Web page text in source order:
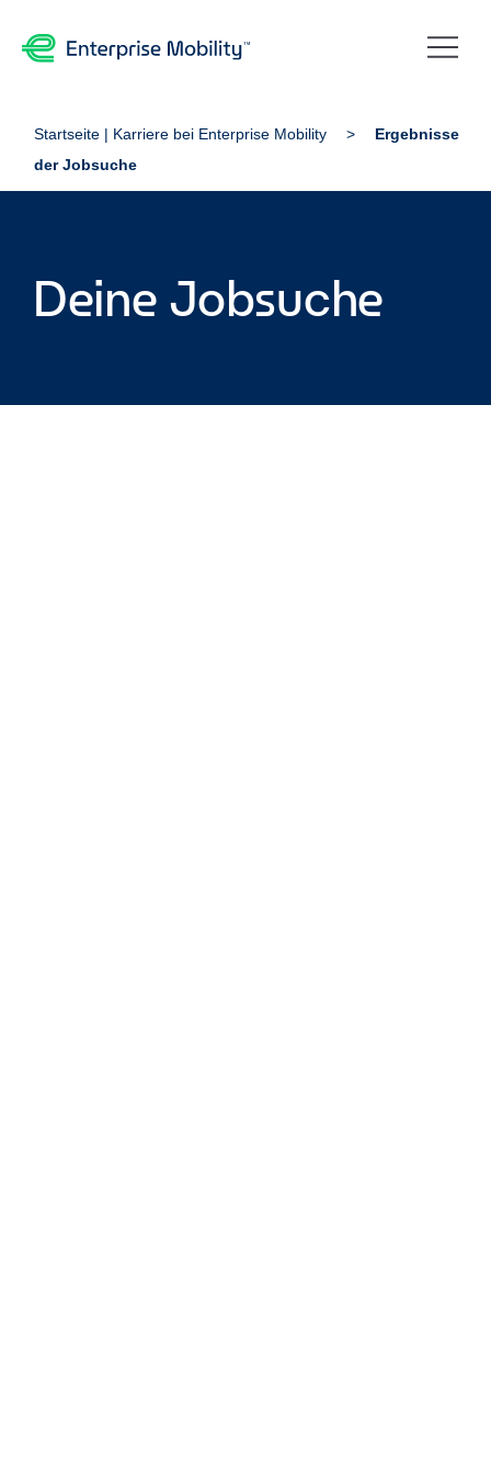
Startseite | Karriere bei Enterprise Mobility
Ergebnisse
der Jobsuche
Deine Jobsuche